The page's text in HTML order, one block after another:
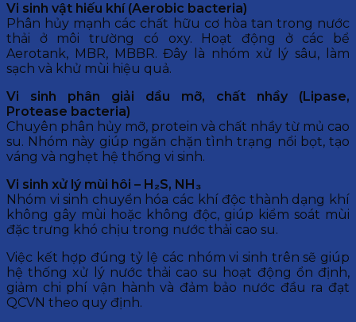
Vi sinh vật hiếu khí (Aerobic bacteria)
Phân hủy mạnh các chất hữu cơ hòa tan trong nước
thải ở môi trường có oxy. Hoạt động ở các bể
Aerotank, MBR, MBBR. Đây là nhóm xử lý sâu, làm
sạch và khử mùi hiệu quả.
Vi sinh phân giải dầu mỡ, chất nhầy (Lipase,
Protease bacteria)
Chuyên phân hủy mỡ, protein và chất nhầy từ mủ cao
su. Nhóm này giúp ngăn chặn tình trạng nổi bọt, tạo
váng và nghẹt hệ thống vi sinh.
Vi sinh xử lý mùi hôi – H₂S, NH₃
Nhóm vi sinh chuyển hóa các khí độc thành dạng khí
không gây mùi hoặc không độc, giúp kiểm soát mùi
đặc trưng khó chịu trong nước thải cao su.
Việc kết hợp đúng tỷ lệ các nhóm vi sinh trên sẽ giúp
hệ thống xử lý nước thải cao su hoạt động ổn định,
giảm chi phí vận hành và đảm bảo nước đầu ra đạt
QCVN theo quy định.